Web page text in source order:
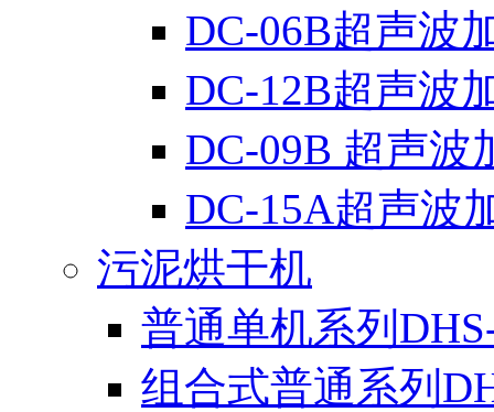
DC-06B超声波
DC-12B超声波
DC-09B 超声波
DC-15A超声波
污泥烘干机
普通单机系列
组合式普通系列